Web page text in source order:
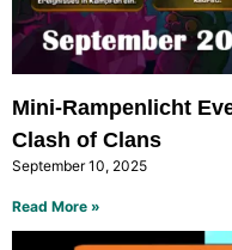
Mini-Rampenlicht
Clash of Clans
September 10, 2025
Read More »